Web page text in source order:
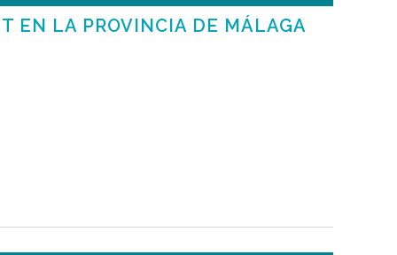
EN LA PROVINCIA DE MÁLAGA